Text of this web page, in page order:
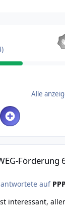
Alle
6 Stellplätze
Förderung
auf PPP
interessant,